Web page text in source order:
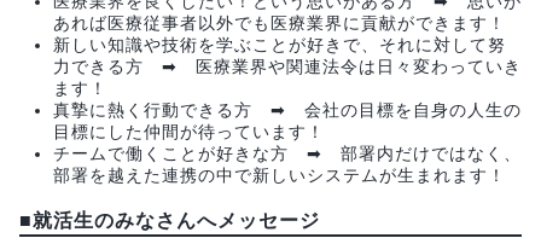
あれば医療従事者以外でも医療業界に貢献ができます！
新しい知識や技術を学ぶことが好きで、それに対して努
力できる方 ➡ 医療業界や関連法令は日々変わっていき
ます！
真摯に熱く行動できる方 ➡ 会社の目標を自身の人生の
目標にした仲間が待っています！
チームで働くことが好きな方 ➡ 部署内だけではなく、
部署を越えた連携の中で新しいシステムが生まれます！
■就活生のみなさんへメッセージ